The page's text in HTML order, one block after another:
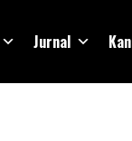
Jurnal